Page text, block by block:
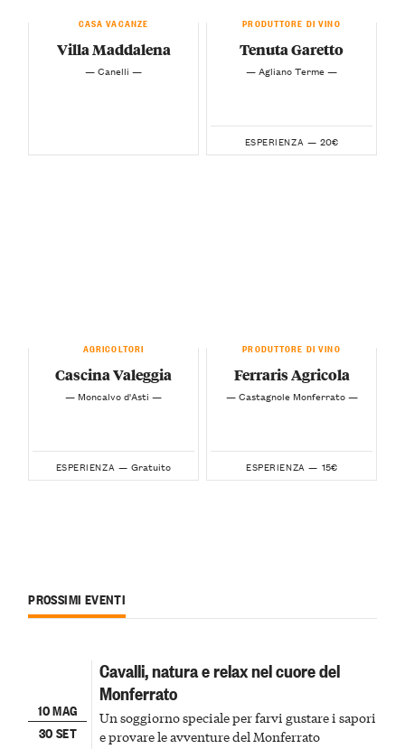
CASA VACANZE
Villa Maddalena
— Canelli —
PRODUTTORE DI VINO
Tenuta Garetto
— Agliano Terme —
ESPERIENZA — 20€
AGRICOLTORI
Cascina Valeggia
— Moncalvo d'Asti —
ESPERIENZA — Gratuito
PRODUTTORE DI VINO
Ferraris Agricola
— Castagnole Monferrato —
ESPERIENZA — 15€
PROSSIMI EVENTI
10 MAG
30 SET
Cavalli, natura e relax nel cuore del
Monferrato
Un soggiorno speciale per farvi gustare i sapori
e provare le avventure del Monferrato